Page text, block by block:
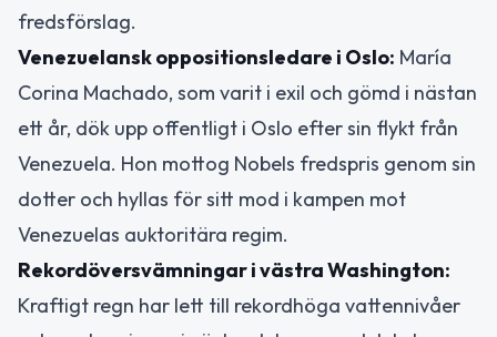
fredsförslag.
Venezuelansk oppositionsledare i Oslo: María
Corina Machado, som varit i exil och gömd i nästan
ett år, dök upp offentligt i Oslo efter sin flykt från
Venezuela. Hon mottog Nobels fredspris genom sin
dotter och hyllas för sitt mod i kampen mot
Venezuelas auktoritära regim.
Rekordöversvämningar i västra Washington:
Kraftigt regn har lett till rekordhöga vattennivåer